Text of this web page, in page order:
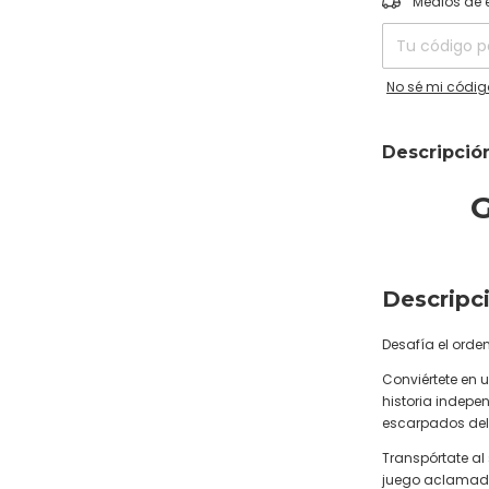
No sé mi
Desafía el
Conviértete en
historia
escarpados
Transpórtate al
juego